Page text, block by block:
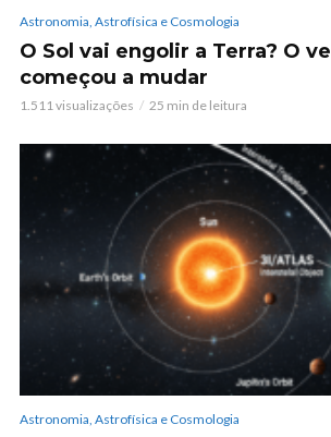
Astronomia, Astrofísica e Cosmologia
O Sol vai engolir a Terra? O
começou a mudar
1.511 visualizações 25 min de leitura
Astronomia, Astrofísica e Cosmologia